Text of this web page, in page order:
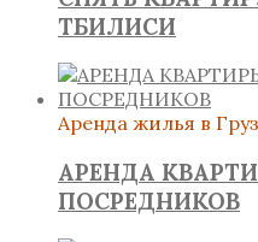
ТБИЛИСИ
Аренда жилья в
АРЕНДА
ПОСРЕДНИКОВ